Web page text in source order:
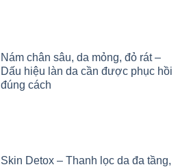
Nám chân sâu, da mỏng, đỏ rát –
Dấu hiệu làn da cần được phục hồi
đúng cách
Skin Detox – Thanh lọc da đa tầng,